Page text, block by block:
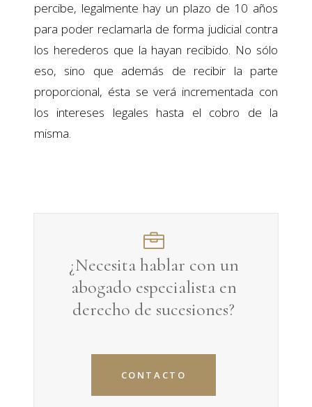
percibe, legalmente hay un plazo de 10 años
para poder reclamarla de forma judicial contra
los herederos que la hayan recibido. No sólo
eso, sino que además de recibir la parte
proporcional, ésta se verá incrementada con
los intereses legales hasta el cobro de la
misma.
¿Necesita hablar con un
abogado especialista en
derecho de sucesiones?
CONTACTO